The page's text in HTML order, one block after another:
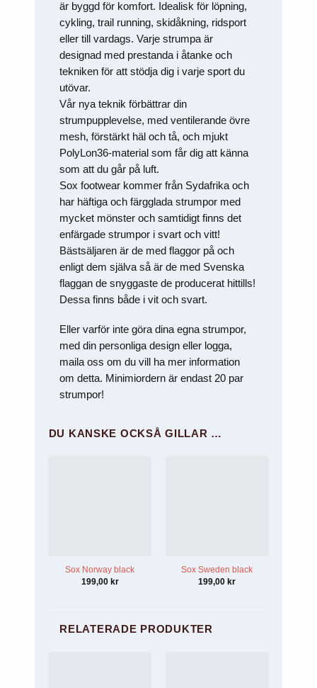
är byggd för komfort. Idealisk för löpning,
cykling, trail running, skidåkning, ridsport
eller till vardags. Varje strumpa är
designad med prestanda i åtanke och
tekniken för att stödja dig i varje sport du
utövar.
Vår nya teknik förbättrar din
strumpupplevelse, med ventilerande övre
mesh, förstärkt häl och tå, och mjukt
PolyLon36-material som får dig att känna
som att du går på luft.
Sox footwear kommer från Sydafrika och
har häftiga och färgglada strumpor med
mycket mönster och samtidigt finns det
enfärgade strumpor i svart och vitt!
Bästsäljaren är de med flaggor på och
enligt dem själva så är de med Svenska
flaggan de snyggaste de producerat hittills!
Dessa finns både i vit och svart.
Eller varför inte göra dina egna strumpor,
med din personliga design eller logga,
maila oss om du vill ha mer information
om detta. Minimiordern är endast 20 par
strumpor!
DU KANSKE OCKSÅ GILLAR …
Sox Norway black
199,00 kr
Sox Sweden black
199,00 kr
RELATERADE PRODUKTER
funktionalitet
att försvinna
hemsidan.
Marknadsföring
Genom att dela
med dig av dina
intressen och ditt
beteende när du
surfar ökar du
chansen att få se
anpassat innehåll
och erbjudanden.